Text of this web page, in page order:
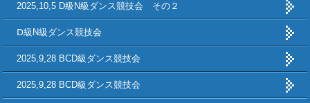
2025,10,5 D級N級ダンス競技会 その２
Ⅾ級N級ダンス競技会
2025,9,28 BCD級ダンス競技会
2025,9,28 BCD級ダンス競技会